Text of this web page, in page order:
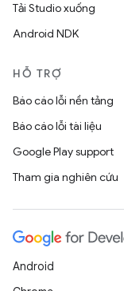
Tải Studio xuống
Android NDK
HỖ TRỢ
Báo cáo lỗi nền tảng
Báo cáo lỗi tài liệu
Google Play support
Tham gia nghiên cứu
Android